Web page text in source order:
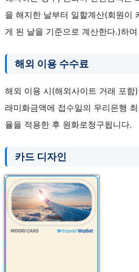
을 해지한 날부터 일할계산(회원이
게 된 날을 기준으로 계산한다.)하
해외 이용 수수료
해외 이용 시(해외사이트 거래 포함
래미화금액에 접수일의 우리은행
율을 적용한 후 원화로청구됩니다.
카드 디자인